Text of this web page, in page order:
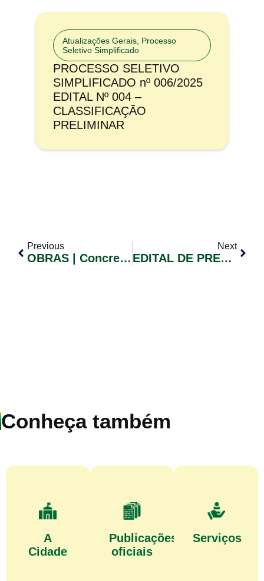
Atualizações Gerais, Processo
Seletivo Simplificado
PROCESSO SELETIVO
SIMPLIFICADO nº 006/2025
EDITAL Nº 004 –
CLASSIFICAÇÃO
PRELIMINAR
Previous
OBRAS | Concretagem Na Ponte Do “Osmildo”
Next
EDITAL DE PREGÃO ELETRÔNICO Nº 023/2020
Conheça também
A
Cidade
Publicações
oficiais
Serviços